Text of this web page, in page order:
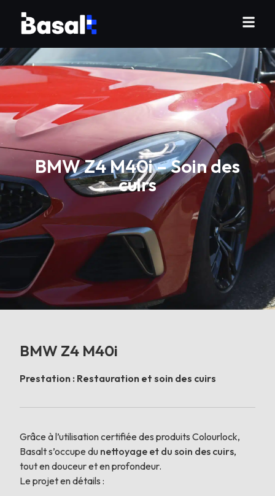
BMW Z4 M40i – Soin des
cuirs
BMW Z4 M40i
Prestation : Restauration et soin des cuirs
Grâce à l’utilisation certifiée des produits Colourlock,
Basalt s’occupe du nettoyage et du soin des cuirs,
tout en douceur et en profondeur.
Le projet en détails :